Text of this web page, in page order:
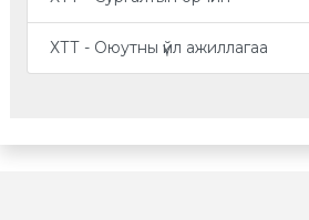
ХТТ - Оюутны үйл ажиллагаа